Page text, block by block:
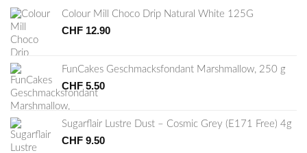
Colour Mill Choco Drip Natural White 125G
CHF 12.90
FunCakes Geschmacksfondant Marshmallow, 250 g
CHF 5.50
Sugarflair Lustre Dust – Cosmic Grey (E171 Free) 4g
CHF 9.50